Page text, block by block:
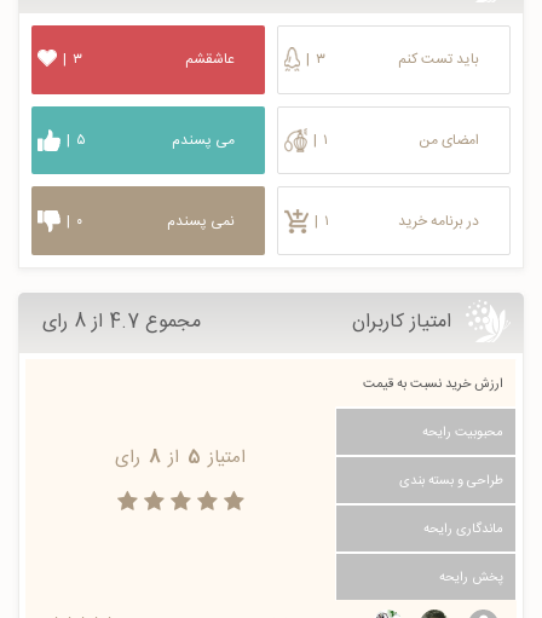
باید تست کنم | ۳
امضای من | ۱
در برنامه خرید | ۱
عاشقشم | ۳
می پسندم | ۵
نمی پسندم | ۰
امتیاز کاربران مجموع 4.7 از 8 رای
ارزش خرید نسبت به قیمت
محبوبیت رایحه
طراحی و بسته بندی
ماندگاری رایحه
پخش رایحه
امتیاز 5 از 8 رای